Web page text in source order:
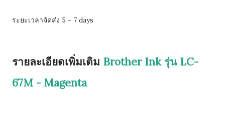
ระยะเวลาจัดส่ง 5 - 7 days
รายละเอียดเพิ่มเติม Brother Ink รุ่น LC-
67M - Magenta